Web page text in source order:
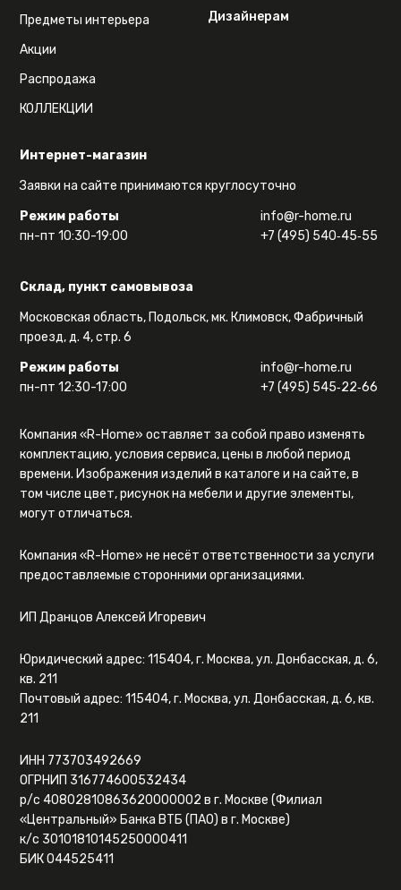
Интернет-магазин
Заявки на сайте принимаются круглосуточно
Режим работы
пн-пт 10:30-19:00
info@r-home.ru
+7 (495) 540‑45‑55
Склад, пункт самовывоза
Московская область, Подольск, мк. Климовск, Фабричный
проезд, д. 4, стр. 6
Режим работы
пн-пт 12:30-17:00
info@r-home.ru
+7 (495) 545‑22‑66
Предметы интерьера
Акции
Распродажа
КОЛЛЕКЦИИ
Дизайнерам
Компания «R-Home» оставляет за собой право изменять
комплектацию, условия сервиса, цены в любой период
времени. Изображения изделий в каталоге и на сайте, в
том числе цвет, рисунок на мебели и другие элементы,
могут отличаться.
Компания «R-Home» не несёт ответственности за услуги
предоставляемые сторонними организациями.
ИП Дранцов Алексей Игоревич
Юридический адрес: 115404, г. Москва, ул. Донбасская, д. 6,
кв. 211
Почтовый адрес: 115404, г. Москва, ул. Донбасская, д. 6, кв.
211
ИНН 773703492669
ОГРНИП 316774600532434
р/с 40802810863620000002 в г. Москве (Филиал
«Центральный» Банка ВТБ (ПАО) в г. Москве)
к/с 30101810145250000411
БИК 044525411